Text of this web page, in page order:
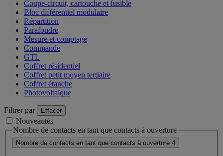
Coupe-circuit, cartouche et fusible
Bloc différentiel modulaire
Répartition
Parafoudre
Mesure et comptage
Commande
GTL
Coffret résidentiel
Coffret petit moyen tertiaire
Coffret étanche
Photovoltaïque
Filtrer par Effacer
Nouveautés
Nombre de contacts en tant que contacts à ouverture
Nombre de contacts en tant que contacts à ouverture 4